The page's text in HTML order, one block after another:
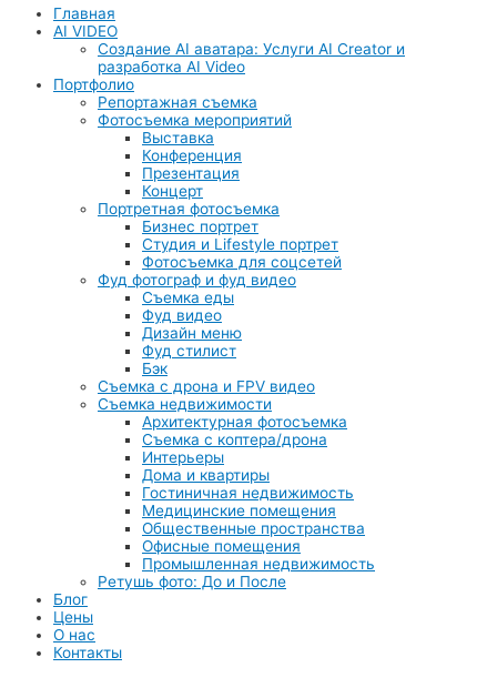
Главная
AI VIDEO
Создание AI аватара: Услуги AI Creator и
разработка AI Video
Портфолио
Репортажная съемка
Фотосъемка мероприятий
Выставка
Конференция
Презентация
Концерт
Портретная фотосъемка
Бизнес портрет
Студия и Lifestyle портрет
Фотосъемка для соцсетей
Фуд фотограф и фуд видео
Cъемка еды
Фуд видео
Дизайн меню
Фуд стилист
Бэк
Съемка с дрона и FPV видео
Съемка недвижимости
Архитектурная фотосъемка
Cъемка с коптера/дрона
Интерьеры
Дома и квартиры
Гостиничная недвижимость
Медицинские помещения
Общественные пространства
Офисные помещения
Промышленная недвижимость
Ретушь фото: До и После
Блог
Цены
О нас
Контакты